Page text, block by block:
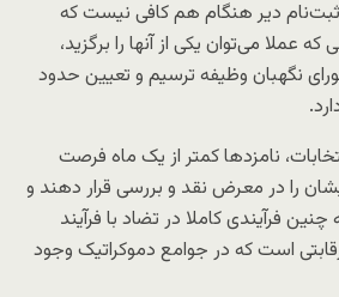
دیر هنگام هم کافی نیست که
عملا می‌توان یکی از آنها را برگزید،
نگهبان وظیفه ترسیم و تعیین حدود
نامزدها کمتر از یک ماه فرصت
را در معرض نقد و بررسی قرار دهند و
فرآیندی کاملا در تضاد با فرآیند
رقابتی است که در جوامع دموکراتیک وجود